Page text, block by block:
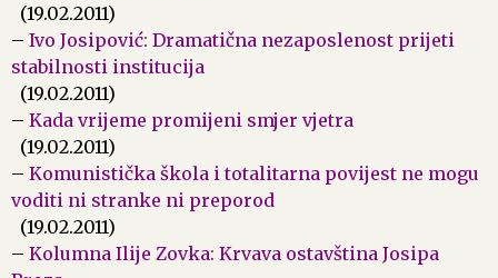
(19.02.2011)
– Ivo Josipović: Dramatična nezaposlenost prijeti
stabilnosti institucija
(19.02.2011)
– Kada vrijeme promijeni smjer vjetra
(19.02.2011)
– Komunistička škola i totalitarna povijest ne mogu
voditi ni stranke ni preporod
(19.02.2011)
– Kolumna Ilije Zovka: Krvava ostavština Josipa